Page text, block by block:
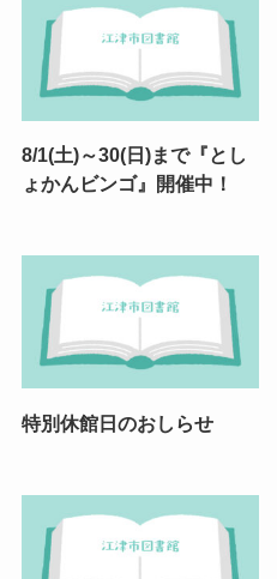
8/1(土)～30(日)まで『とし
ょかんビンゴ』開催中！
特別休館日のおしらせ